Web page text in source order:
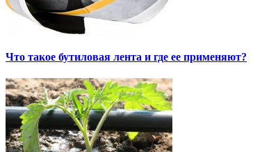
Что такое бутиловая лента и где ее применяют?